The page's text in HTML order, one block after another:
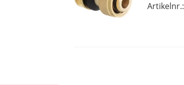
Artikelnr.: